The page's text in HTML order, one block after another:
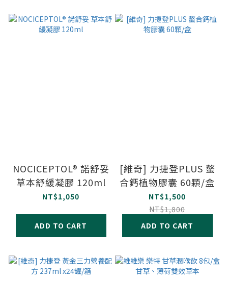
NOCICEPTOL® 諾舒妥
草本舒緩凝膠 120ml
NT$1,050
ADD TO CART
[維奇] 力捷登PLUS 螯
合鈣植物膠囊 60顆/盒
NT$1,500
NT$1,800
ADD TO CART